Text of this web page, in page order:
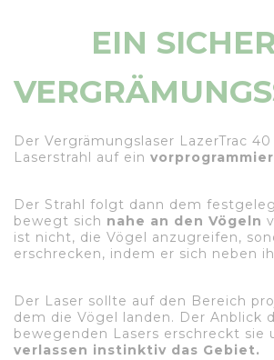
EIN
Der Vergrämungslaser LazerTrac
Laserstrahl auf ein
Der Strahl folgt dann dem
bewegt sich nahe an den Vögeln
ist nicht, die Vögel anzugreifen,
erschrecken, indem er sich neben
Der Laser sollte auf den Bereich
dem die Vögel landen. Der Anblick
bewegenden Lasers erschreckt sie
verlassen instinktiv das Gebiet.